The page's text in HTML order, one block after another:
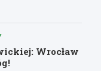
Wrocław